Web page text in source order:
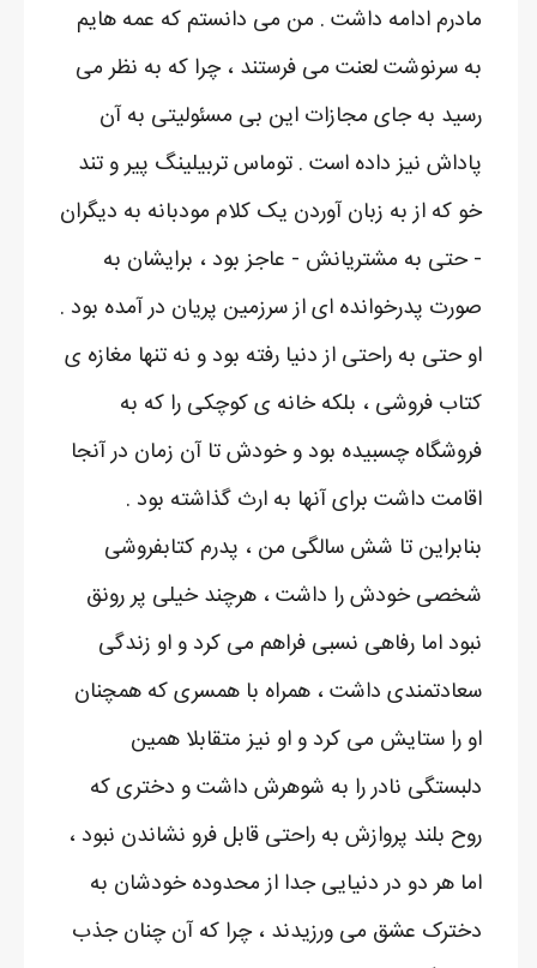
مادرم ادامه داشت . من می دانستم که عمه هایم
به سرنوشت لعنت می فرستند ، چرا که به نظر می
رسید به جای مجازات این بی مسئولیتی به آن
پاداش نیز داده است . توماس تربیلینگ پیر و تند
خو که از به زبان آوردن یک کلام مودبانه به دیگران
- حتی به مشتریانش - عاجز بود ، برایشان به
صورت پدرخوانده ای از سرزمین پریان در آمده بود .
او حتی به راحتی از دنیا رفته بود و نه تنها مغازه ی
کتاب فروشی ، بلکه خانه ی کوچکی را که به
فروشگاه چسبیده بود و خودش تا آن زمان در آنجا
اقامت داشت برای آنها به ارث گذاشته بود .
بنابراین تا شش سالگی من ، پدرم کتابفروشی
شخصی خودش را داشت ، هرچند خیلی پر رونق
نبود اما رفاهی نسبی فراهم می کرد و او زندگی
سعادتمندی داشت ، همراه با همسری که همچنان
او را ستایش می کرد و او نیز متقابلا همین
دلبستگی نادر را به شوهرش داشت و دختری که
روح بلند پروازش به راحتی قابل فرو نشاندن نبود ،
اما هر دو در دنیایی جدا از محدوده خودشان به
دخترک عشق می ورزیدند ، چرا که آن چنان جذب